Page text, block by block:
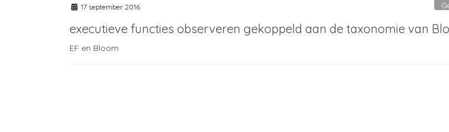
17 september 2016
executieve functies observeren gekoppeld aan de taxonomie van
EF en Bloom